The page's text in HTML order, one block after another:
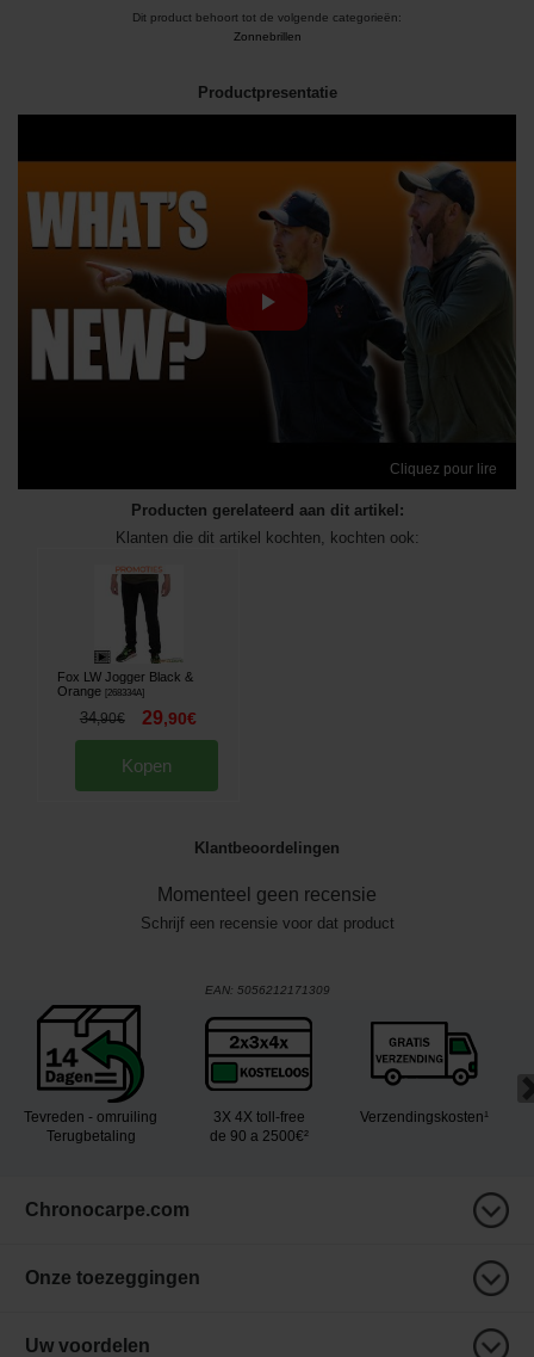
Dit product behoort tot de volgende categorieën:
Zonnebrillen
Productpresentatie
Cliquez pour lire
Producten gerelateerd aan dit artikel:
Klanten die dit artikel kochten, kochten ook:
Fox LW Jogger Black &
Orange [268334A]
34,90€ 29,90€
Kopen
Klantbeoordelingen
Momenteel geen recensie
Schrijf een recensie voor dat product
EAN: 5056212171309
Tevreden - omruiling
Terugbetaling
3X 4X toll-free
de 90 a 2500€²
Verzendingskosten¹
Chronocarpe.com
Onze toezeggingen
Uw voordelen